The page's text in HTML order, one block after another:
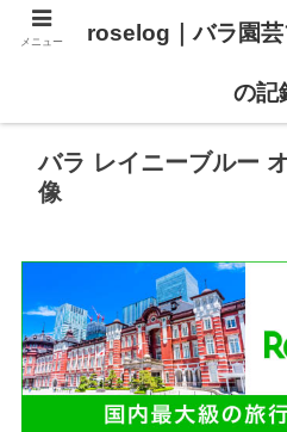
バラ レイニーブルー
像
メニュー roselog｜バラ園
の記